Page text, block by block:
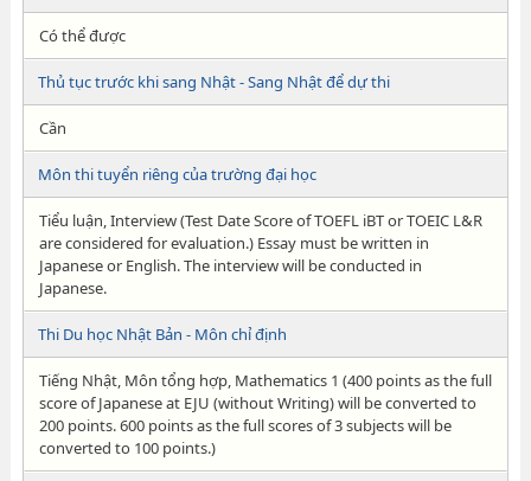
Có thể được
Thủ tục trước khi sang Nhật - Sang Nhật để dự thi
Cần
Môn thi tuyển riêng của trường đại học
Tiểu luận, Interview (Test Date Score of TOEFL iBT or TOEIC L&R
are considered for evaluation.) Essay must be written in
Japanese or English. The interview will be conducted in
Japanese.
Thi Du học Nhật Bản - Môn chỉ định
Tiếng Nhật, Môn tổng hợp, Mathematics 1 (400 points as the full
score of Japanese at EJU (without Writing) will be converted to
200 points. 600 points as the full scores of 3 subjects will be
converted to 100 points.)